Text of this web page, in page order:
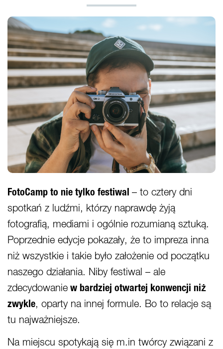
FotoCamp to nie tylko festiwal – to cztery dni
spotkań z ludźmi, którzy naprawdę żyją
fotografią, mediami i ogólnie rozumianą sztuką.
Poprzednie edycje pokazały, że to impreza inna
niż wszystkie i takie było założenie od początku
naszego działania. Niby festiwal – ale
zdecydowanie w bardziej otwartej konwencji niż
zwykle, oparty na innej formule. Bo to relacje są
tu najważniejsze.
Na miejscu spotykają się m.in twórcy związani z